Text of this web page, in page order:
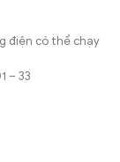
điện có thể chạy
– 33